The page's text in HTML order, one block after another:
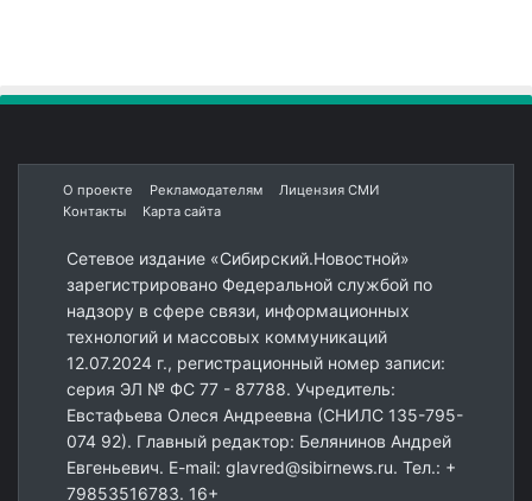
О проекте Рекламодателям
Лицензия СМИ
Контакты
Карта сайта
Сетевое издание «Сибирский.Новостной»
зарегистрировано Федеральной службой по
надзору в сфере связи, информационных
технологий и массовых коммуникаций
12.07.2024 г., регистрационный номер записи:
серия ЭЛ № ФС 77 - 87788. Учредитель:
Евстафьева Олеся Андреевна (СНИЛС 135-795-
074 92). Главный редактор: Белянинов Андрей
Евгеньевич. E-mail: glavred@sibirnews.ru. Тел.: +
79853516783. 16+